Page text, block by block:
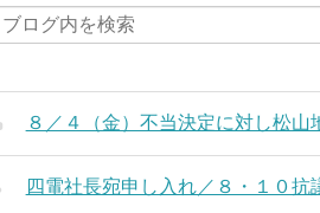
８／４（金）不当決定に対し松山
四電社長宛申し入れ／８・１０抗